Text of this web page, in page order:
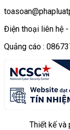
Điện thoại liên hệ
Quảng cáo :
Thiết kế và